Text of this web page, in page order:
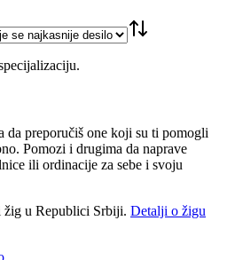
da preporučiš one koji su ti pomogli
Pomozi i drugima da naprave
ili ordinacije za sebe i svoju
u Republici Srbiji. Detalji o žigu